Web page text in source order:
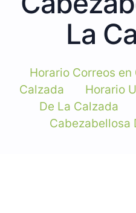
La
Horario Correos
Calzada
Horario
De La Calzada
Cabezabellosa